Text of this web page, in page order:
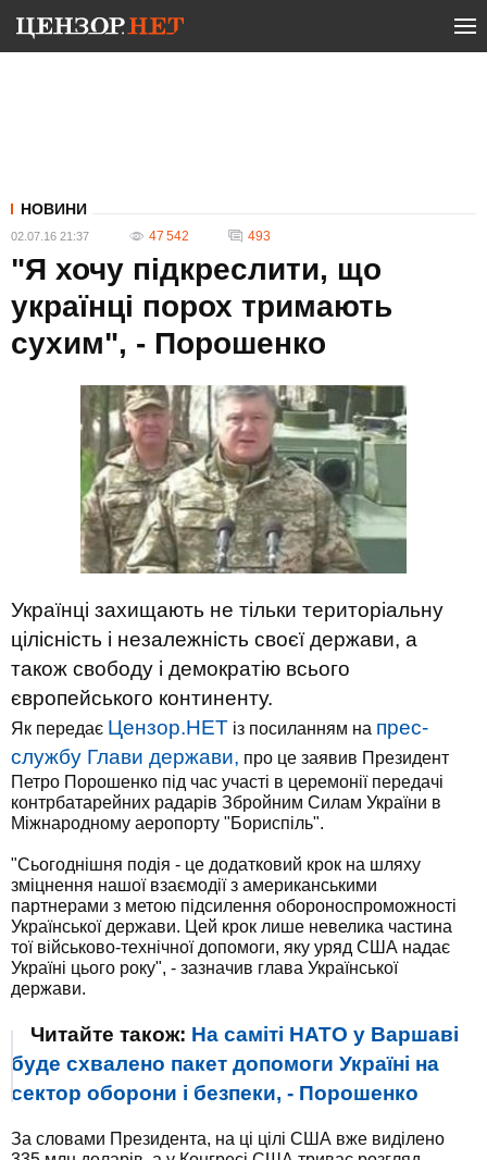
НОВИНИ
02.07.16 21:37 47 542 493
"Я хочу підкреслити, що
українці порох тримають
сухим", - Порошенко
Українці захищають не тільки територіальну
цілісність і незалежність своєї держави, а
також свободу і демократію всього
європейського континенту.
Як передає Цензор.НЕТ із посиланням на прес-
службу Глави держави, про це заявив Президент
Петро Порошенко під час участі в церемонії передачі
контрбатарейних радарів Збройним Силам України в
Міжнародному аеропорту "Бориспіль".
"Сьогоднішня подія - це додатковий крок на шляху
зміцнення нашої взаємодії з американськими
партнерами з метою підсилення обороноспроможності
Української держави. Цей крок лише невелика частина
тої військово-технічної допомоги, яку уряд США надає
Україні цього року", - зазначив глава Української
держави.
Читайте також: На саміті НАТО у Варшаві
буде схвалено пакет допомоги Україні на
сектор оборони і безпеки, - Порошенко
За словами Президента, на ці цілі США вже виділено